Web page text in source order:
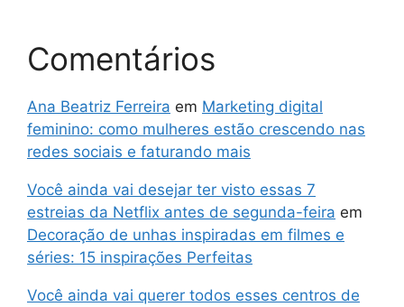
Comentários
Ana Beatriz Ferreira em Marketing digital
feminino: como mulheres estão crescendo nas
redes sociais e faturando mais
Você ainda vai desejar ter visto essas 7
estreias da Netflix antes de segunda-feira em
Decoração de unhas inspiradas em filmes e
séries: 15 inspirações Perfeitas
Você ainda vai querer todos esses centros de